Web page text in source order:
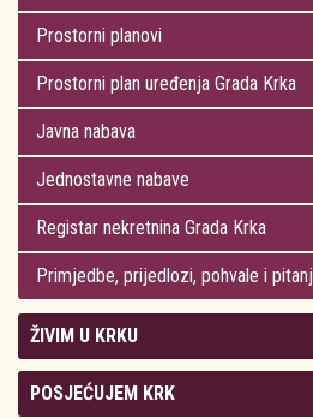
Prostorni planovi
Prostorni plan uređenja Grada Krka
Javna nabava
Jednostavne nabave
Registar nekretnina Grada Krka
Primjedbe, prijedlozi, pohvale i
ŽIVIM U KRKU
Kolegij gradonačelnika
POSJEĆUJEM KRK